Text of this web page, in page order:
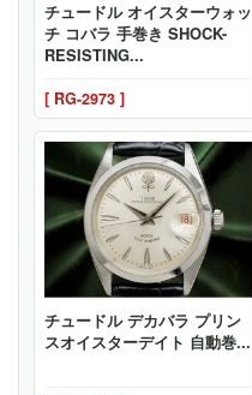
チュードル オイスターウォッ
チ コバラ 手巻き SHOCK-
RESISTING...
[ RG-2973 ]
チュードル デカバラ プリン
スオイスターデイト 自動巻...